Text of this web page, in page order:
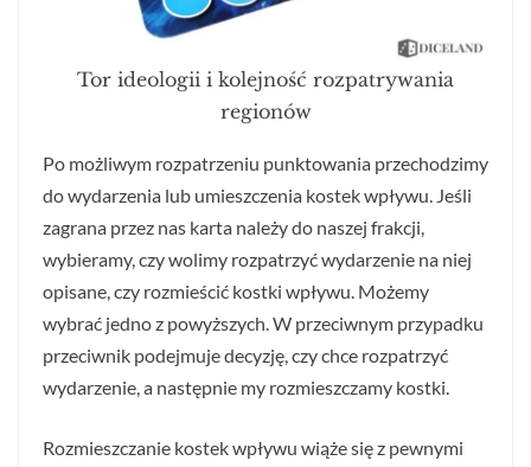
Tor ideologii i kolejność rozpatrywania
regionów
Po możliwym rozpatrzeniu punktowania przechodzimy
do wydarzenia lub umieszczenia kostek wpływu. Jeśli
zagrana przez nas karta należy do naszej frakcji,
wybieramy, czy wolimy rozpatrzyć wydarzenie na niej
opisane, czy rozmieścić kostki wpływu. Możemy
wybrać jedno z powyższych. W przeciwnym przypadku
przeciwnik podejmuje decyzję, czy chce rozpatrzyć
wydarzenie, a następnie my rozmieszczamy kostki.
Rozmieszczanie kostek wpływu wiąże się z pewnymi